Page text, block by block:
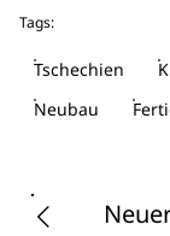
Tags:
Tschechien
Neubau